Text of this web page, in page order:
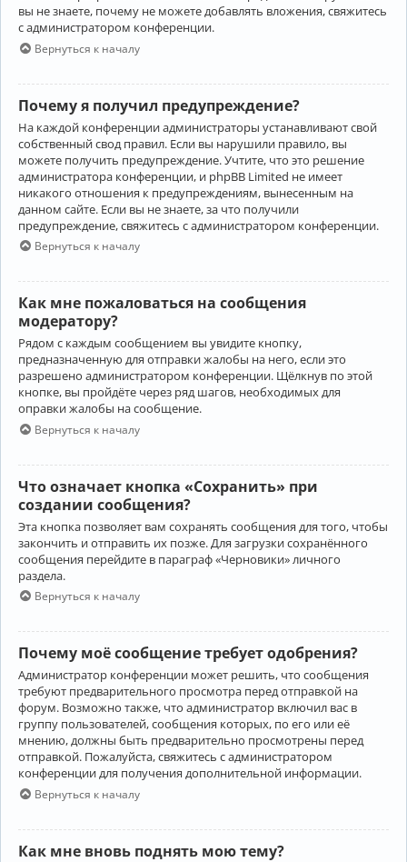
вы не знаете, почему не можете добавлять вложения, свяжитесь
с администратором конференции.
Вернуться к началу
Почему я получил предупреждение?
На каждой конференции администраторы устанавливают свой
собственный свод правил. Если вы нарушили правило, вы
можете получить предупреждение. Учтите, что это решение
администратора конференции, и phpBB Limited не имеет
никакого отношения к предупреждениям, вынесенным на
данном сайте. Если вы не знаете, за что получили
предупреждение, свяжитесь с администратором конференции.
Вернуться к началу
Как мне пожаловаться на сообщения
модератору?
Рядом с каждым сообщением вы увидите кнопку,
предназначенную для отправки жалобы на него, если это
разрешено администратором конференции. Щёлкнув по этой
кнопке, вы пройдёте через ряд шагов, необходимых для
оправки жалобы на сообщение.
Вернуться к началу
Что означает кнопка «Сохранить» при
создании сообщения?
Эта кнопка позволяет вам сохранять сообщения для того, чтобы
закончить и отправить их позже. Для загрузки сохранённого
сообщения перейдите в параграф «Черновики» личного
раздела.
Вернуться к началу
Почему моё сообщение требует одобрения?
Администратор конференции может решить, что сообщения
требуют предварительного просмотра перед отправкой на
форум. Возможно также, что администратор включил вас в
группу пользователей, сообщения которых, по его или её
мнению, должны быть предварительно просмотрены перед
отправкой. Пожалуйста, свяжитесь с администратором
конференции для получения дополнительной информации.
Вернуться к началу
Как мне вновь поднять мою тему?